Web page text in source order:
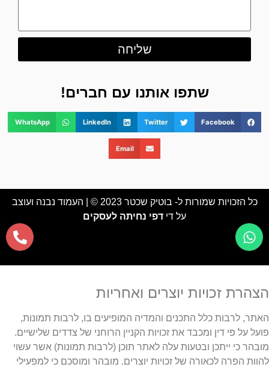
שליחה
שתפו אותנו עם חברים!
Facebook
Twitter
LinkedIn
WhatsApp
Email
כל הזכויות שמורות ל- בוטיק שכטר 2023 © | העמוד נבנה ועוצב
על די דפי נחיתה לעסקים
הצהרת זכויות יוצרים ואחריות
האתר, לרבות כלל התכנים והמדיה המופיעים בו, לרבות תמונות,
פועל על פי דין ומכבד את זכויות הקניין הרוחני של צדדים שלישיים.
מובהר כי ייתכן ובטעות עלה לאתר תוכן (לרבות תמונות) אשר עשוי
להוות הפרה לכאורה של זכויות יוצרים. מובהר ומוסכם כי למפעילי